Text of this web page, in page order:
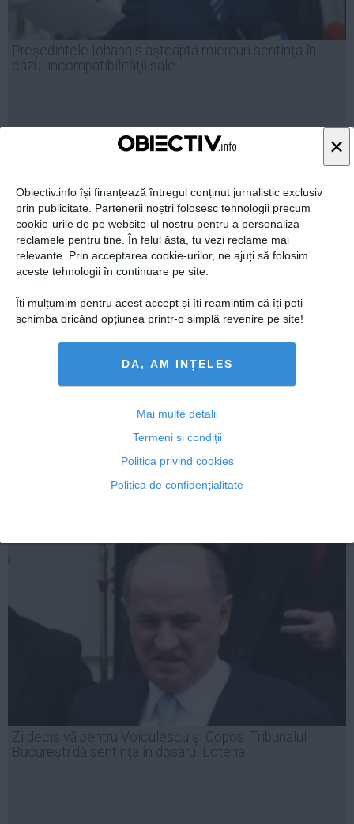
×
Obiectiv.info își finanțează întregul conținut jurnalistic exclusiv
prin publicitate. Partenerii noștri folosesc tehnologii precum
cookie-urile de pe website-ul nostru pentru a personaliza
reclamele pentru tine. În felul ăsta, tu vezi reclame mai
relevante. Prin acceptarea cookie-urilor, ne ajuți să folosim
aceste tehnologii în continuare pe site.
Îți mulțumim pentru acest accept și îți reamintim că îți poți
schimba oricând opțiunea printr-o simplă revenire pe site!
DA, AM INȚELES
Mai multe detalii
Termeni și condiții
Politica privind cookies
Politica de confidențialitate
Preşedintele Iohannis aşteaptă miercuri sentinţa în
cazul incompatibilităţii sale
Zi decisivă pentru Voiculescu şi Copos. Tribunalul
Bucureşti dă sentinţa în dosarul Loteria II